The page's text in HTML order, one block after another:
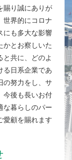
賜り誠にありが
世界的にコロナ
にも多大な影響
かとお察しいた
と共に、どのよ
る日系企業であ
の努力をし、サ
今後も長いお付
な暮らしのパー
愛顧を賜れます